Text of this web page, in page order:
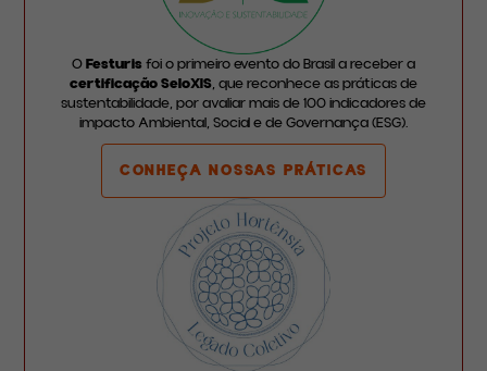
OFesturis foi o primeiro evento do Brasil a receber a
certificação SeloXIS, que reconhece as práticas de
sustentabilidade, por avaliar mais de 100 indicadores de
impacto Ambiental, Social e de Governança (ESG).
CONHEÇA NOSSAS PRÁTICAS